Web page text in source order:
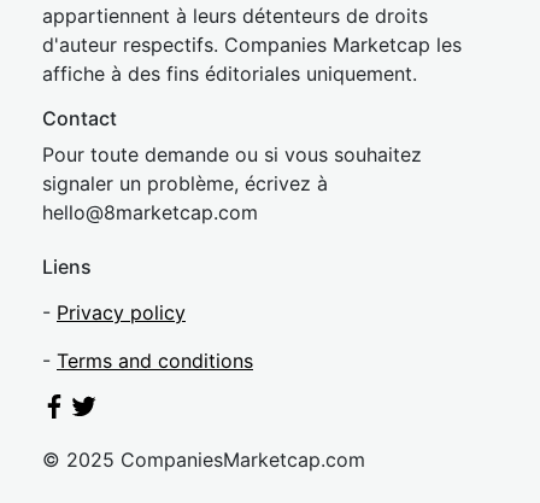
appartiennent à leurs détenteurs de droits
d'auteur respectifs. Companies Marketcap les
affiche à des fins éditoriales uniquement.
Contact
Pour toute demande ou si vous souhaitez
signaler un problème, écrivez à
hello@8marketcap.com
Liens
- Privacy policy
- Terms and conditions
© 2025 CompaniesMarketcap.com